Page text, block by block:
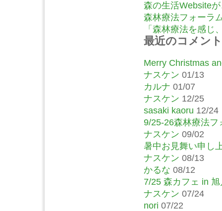
森の生活Website
森林療法フォーラ
「森林療法を感じ
最近のコメント
Merry Christmas
ナスケン 01/13
カルナ 01/07
ナスケン 12/25
sasaki kaoru 12/24
9/25-26森林療法
ナスケン 09/02
暑中お見舞い申し
ナスケン 08/13
かるな 08/12
7/25 森カフェ in
ナスケン 07/24
nori 07/22